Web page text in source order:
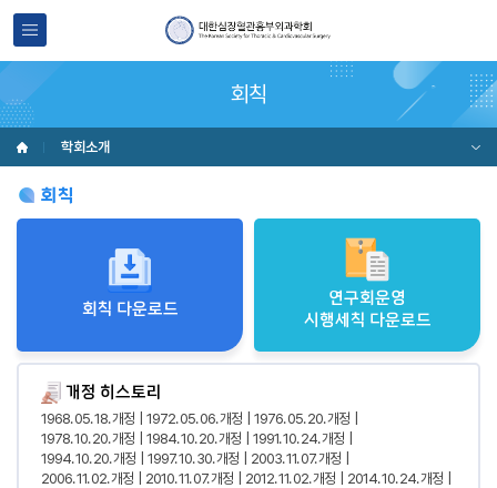
회칙
학회소개
회칙
회칙 다운로드
연구회운영
시행세칙 다운로드
개정 히스토리
1968. 05. 18. 개정 1972. 05. 06. 개정
1976. 05. 20. 개정
1978. 10. 20. 개정
1984. 10. 20. 개정
1991. 10. 24. 개정
1994. 10. 20. 개정
1997. 10. 30. 개정
2003. 11. 07. 개정
2006. 11. 02. 개정
2010. 11. 07. 개정 2012. 11. 02. 개정
2014. 10. 24. 개정